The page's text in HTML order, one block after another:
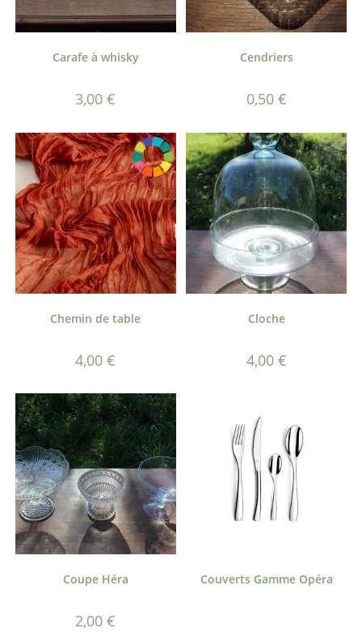
Carafe à whisky
3,00€
Cendriers
0,50 €
Chemin de table
4,00€
Cloche
4,00 €
Coupe Héra
2,00€
Couverts Gamme Opéra